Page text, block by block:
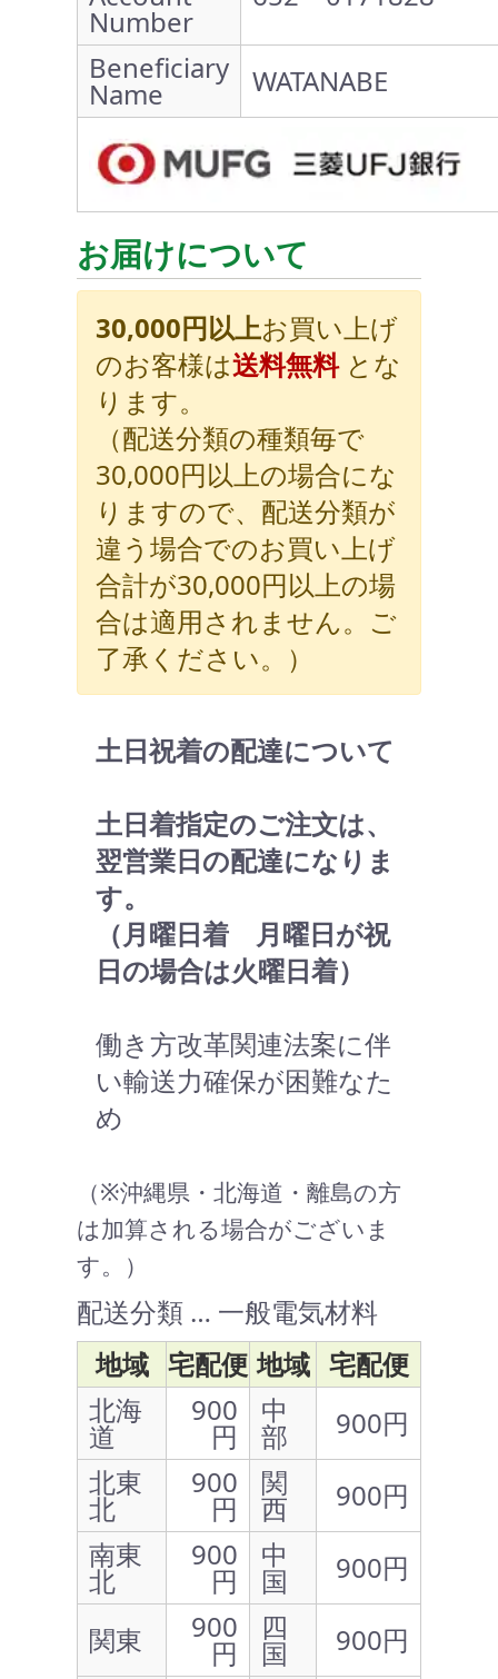
Number
Beneficiary
Name WATANABE
お届けについて
30,000円以上お買い上げ
のお客様は送料無料とな
ります。
（配送分類の種類毎で
30,000円以上の場合にな
りますので、配送分類が
違う場合でのお買い上げ
合計が30,000円以上の場
合は適用されません。ご
了承ください。）
土日祝着の配達について
土日着指定のご注文は、
翌営業日の配達になりま
す。
（月曜日着 月曜日が祝
日の場合は火曜日着）
働き方改革関連法案に伴
い輸送力確保が困難なた
め
（※沖縄県・北海道・離島の方
は加算される場合がございま
す。）
配送分類 … 一般電気材料
地域 宅配便 地域 宅配便
北海
道
900
円
中
部
900円
北東
北
900
円
関
西
900円
南東
北
900
円
中
国
900円
関東
900
円
四
国
900円